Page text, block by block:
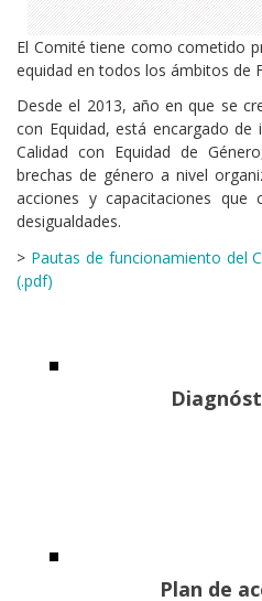
El Comité tiene como cometido
equidad en todos los ámbitos de
Desde el 2013, año en que se
con Equidad, está encargado
Calidad con Equidad de
brechas de género a nivel
acciones y capacitaciones que
desigualdades.
> Pautas de funcionamiento del
(.pdf)
Plan de